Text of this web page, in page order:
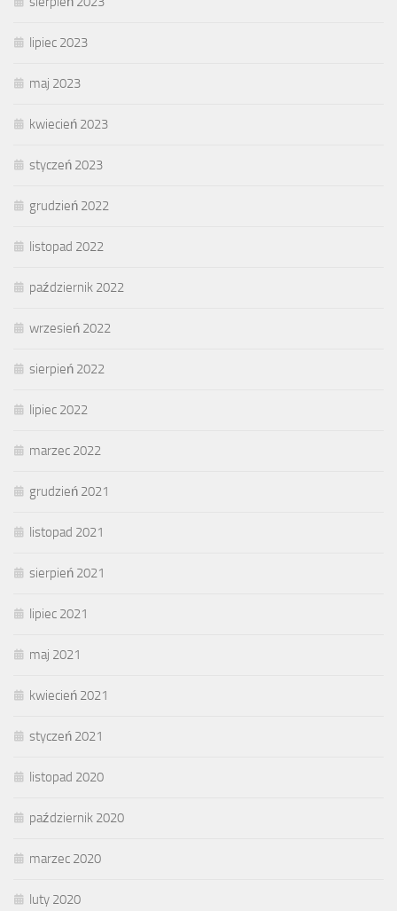
lipiec 2023
maj 2023
kwiecień 2023
styczeń 2023
grudzień 2022
listopad 2022
październik 2022
wrzesień 2022
sierpień 2022
lipiec 2022
marzec 2022
grudzień 2021
listopad 2021
sierpień 2021
lipiec 2021
maj 2021
kwiecień 2021
styczeń 2021
listopad 2020
październik 2020
marzec 2020
luty 2020